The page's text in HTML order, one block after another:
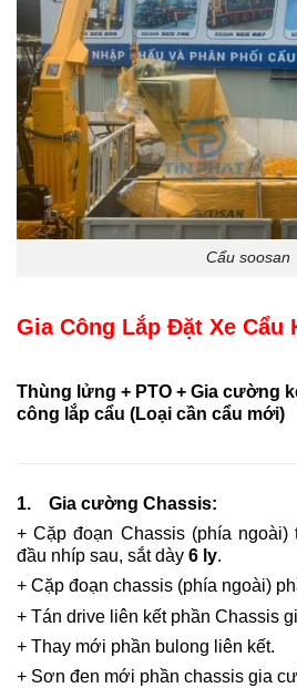
Cẩu soosan
Gia Công Lắp Đặt Xe Cẩu
Thùng lửng + PTO + Gia cường
công lắp cẩu (Loại cần cẩu mới)
1. Gia cường Chassis:
+ Cặp đoạn Chassis (phía
đầu nhíp sau, sắt dày 6 ly.
+ Cặp đoạn chassis (phía ngoài)
+ Tán drive liên kết phần Chassis
+ Thay mới phần bulong liên kết.
+ Sơn đen mới phần chassis gia